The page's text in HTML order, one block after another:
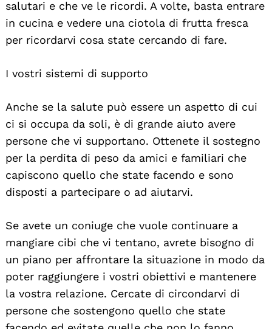
salutari e che ve le ricordi. A volte, basta entrare
in cucina e vedere una ciotola di frutta fresca
per ricordarvi cosa state cercando di fare.
I vostri sistemi di supporto
Anche se la salute può essere un aspetto di cui
ci si occupa da soli, è di grande aiuto avere
persone che vi supportano. Ottenete il sostegno
per la perdita di peso da amici e familiari che
capiscono quello che state facendo e sono
disposti a partecipare o ad aiutarvi.
Se avete un coniuge che vuole continuare a
mangiare cibi che vi tentano, avrete bisogno di
un piano per affrontare la situazione in modo da
poter raggiungere i vostri obiettivi e mantenere
la vostra relazione. Cercate di circondarvi di
persone che sostengono quello che state